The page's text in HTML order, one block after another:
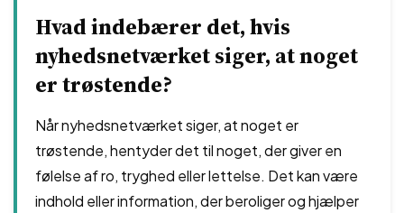
Hvad indebærer det, hvis
nyhedsnetværket siger, at noget
er trøstende?
Når nyhedsnetværket siger, at noget er
trøstende, hentyder det til noget, der giver en
følelse af ro, tryghed eller lettelse. Det kan være
indhold eller information, der beroliger og hjælper